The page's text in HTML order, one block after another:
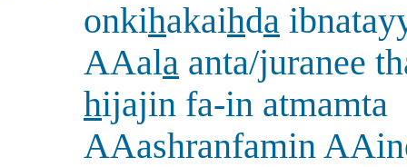
onkihakaihda
AAala anta/juranee
hijajin fa-in atmamta
AAashranfamin